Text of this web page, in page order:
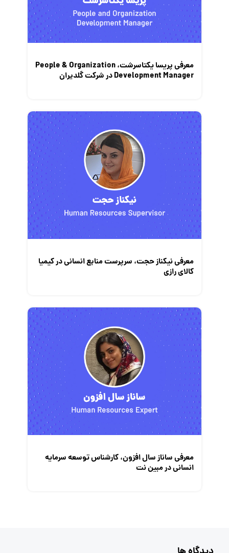
معرفی متخصصان منابع انسانی
معرفی مشاغل
نمایشگاه کار
معرفی پریسا یکتاسرشت، People & Organization
Development Manager در شرکت گلدیران
معرفی نیکناز حجت، سرپرست منابع انسانی در کیمیا
کالای رازی
معرفی ساناز سال افزون، کارشناس توسعه سرمایه
انسانی در مبین نت